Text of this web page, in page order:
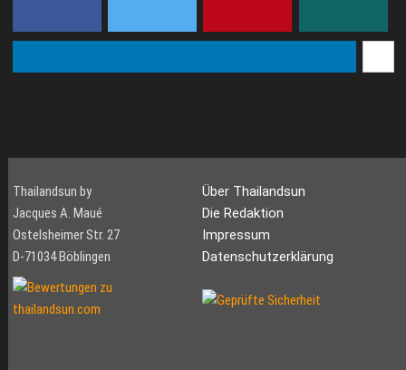
Thailandsun by
Jacques A. Maué
Ostelsheimer Str. 27
D-71034 Böblingen
Über Thailandsun
Die Redaktion
Impressum
Datenschutzerklärung